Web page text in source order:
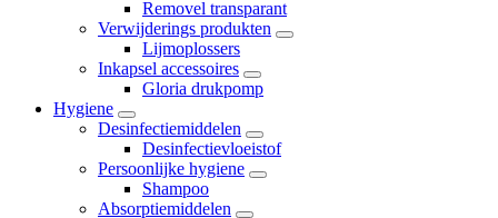
Removel transparant
Verwijderings produkten
Lijmoplossers
Inkapsel accessoires
Gloria drukpomp
Hygiene
Desinfectiemiddelen
Desinfectievloeistof
Persoonlijke hygiene
Shampoo
Absorptiemiddelen